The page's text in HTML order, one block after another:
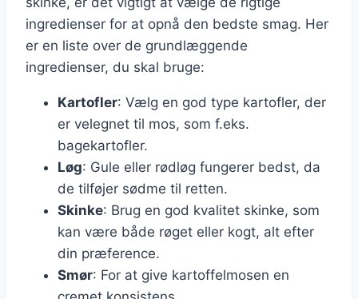
ingredienser for at opnå den bedste smag. Her
er en liste over de grundlæggende
ingredienser, du skal bruge:
Kartofler: Vælg en god type kartofler, der
er velegnet til mos, som f.eks.
bagekartofler.
Løg: Gule eller rødløg fungerer bedst, da
de tilføjer sødme til retten.
Skinke: Brug en god kvalitet skinke, som
kan være både røget eller kogt, alt efter
din præference.
Smør: For at give kartoffelmosen en